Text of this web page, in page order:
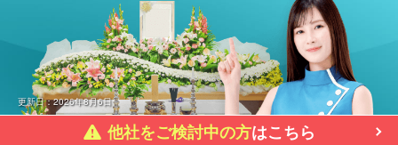
更新日：2026年8月6日
他社をご検討中の方はこちら